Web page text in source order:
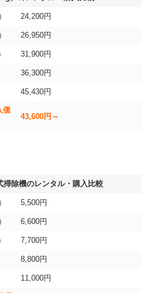
24,200円
26,950円
31,900円
36,300円
45,430円
価
43,600円～
掃除機のレンタル・購入比較
5,500円
6,600円
7,700円
8,800円
11,000円